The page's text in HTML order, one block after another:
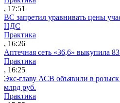
, 17:51
ВС запретил уравнивать цены
НДС
Практика
, 16:26
Аптечная сеть «36,6» выкупила
Практика
, 16:25
Экс-главу АСВ объявили в
млрд руб.
Практика